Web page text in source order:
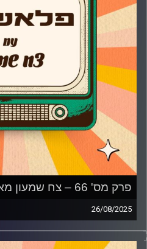
פרק מס' 66 – צח שמעון מארח את ניתאי דגן
26/08/2025
ניתאי דגן מגיע לאולפן פלאשבק!